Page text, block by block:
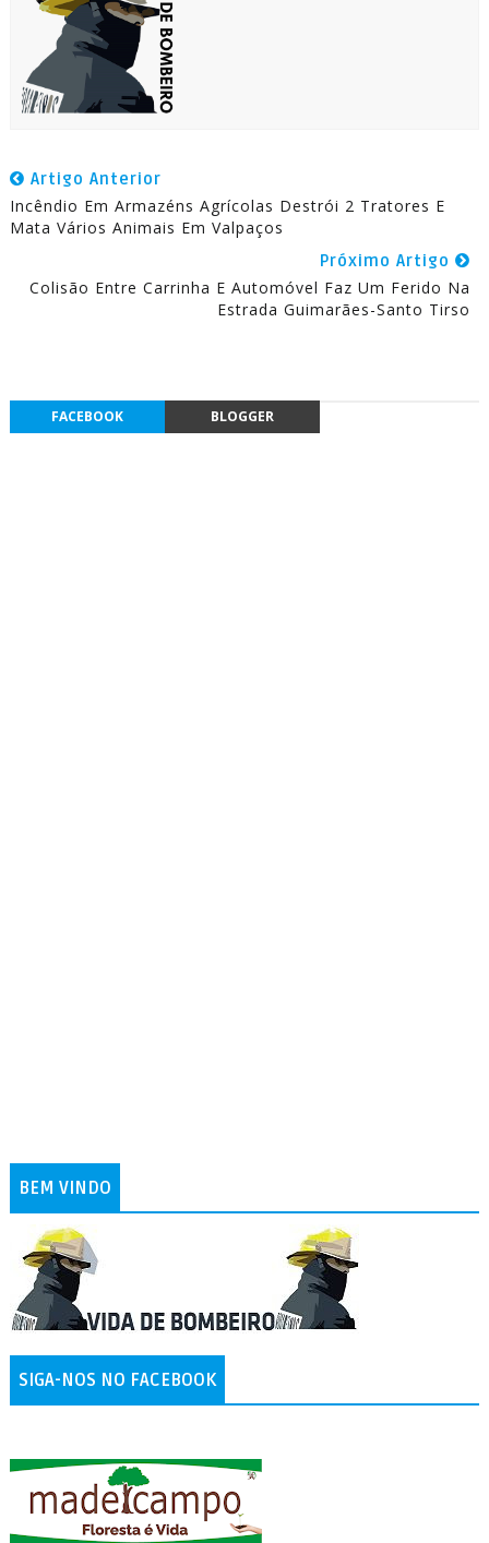
Artigo Anterior
Incêndio Em Armazéns Agrícolas Destrói 2 Tratores E
Mata Vários Animais Em Valpaços
Próximo Artigo
Colisão Entre Carrinha E Automóvel Faz Um Ferido Na
Estrada Guimarães-Santo Tirso
FACEBOOK BLOGGER
BEM VINDO
SIGA-NOS NO FACEBOOK